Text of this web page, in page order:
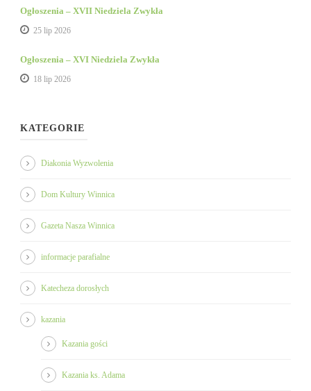
Ogłoszenia – XVII Niedziela Zwykła
25 lip 2026
Ogłoszenia – XVI Niedziela Zwykła
18 lip 2026
KATEGORIE
Diakonia Wyzwolenia
Dom Kultury Winnica
Gazeta Nasza Winnica
informacje parafialne
Katecheza dorosłych
kazania
Kazania gości
Kazania ks. Adama